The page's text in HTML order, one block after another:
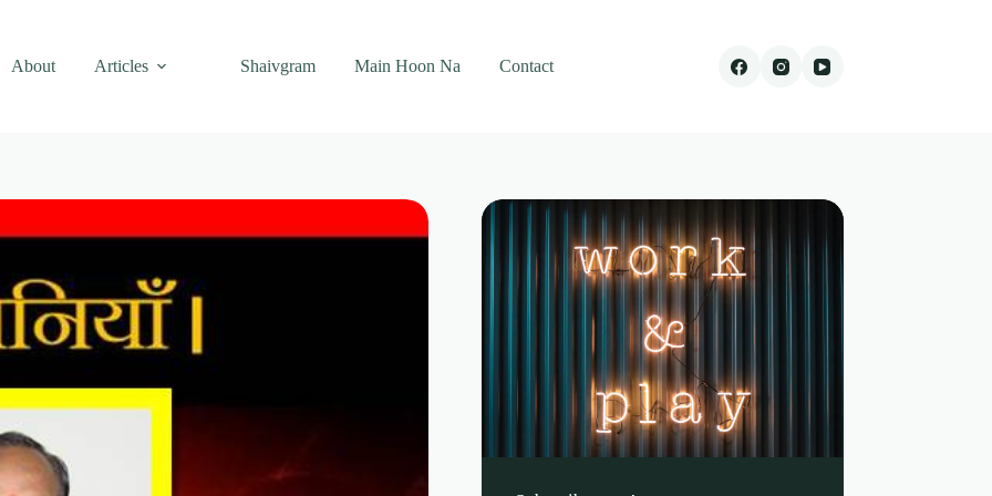
About Articles Shaivgram Main Hoon Na Contact